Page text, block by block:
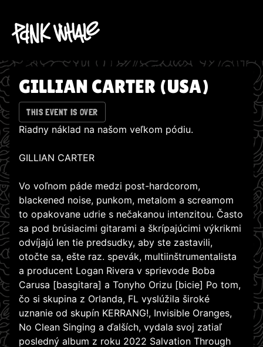
GILLIAN CARTER (USA)
THIS EVENT IS OVER
Riadny náklad na našom veľkom pódiu.
GILLIAN CARTER
Vo voľnom páde medzi post-hardcorom,
blackened noise, punkom, metalom a screamom
to opakovane udrie s nečakanou intenzitou. Často
sa pod brúsiacimi gitarami a škrípajúcimi výkrikmi
odvíjajú len tie predsudky, aby ste zastavili,
otočte sa, ešte raz. spevák, multiinštrumentalista
a producent Logan Rivera v sprievode Boba
Carusa [basgitara] a Tonyho Orizu [bicie] Po tom,
čo si skupina z Orlanda, FL vyslúžila široké
uznanie od skupín KERRANG!, Invisible Oranges,
No Clean Singing a ďalších, vydala svoj zatiaľ
posledný album z roku 2022 Salvation Through